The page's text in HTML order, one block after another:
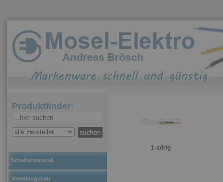
Produktfinder:
Schaltermaterial
Verteilungsbau
1-adrig